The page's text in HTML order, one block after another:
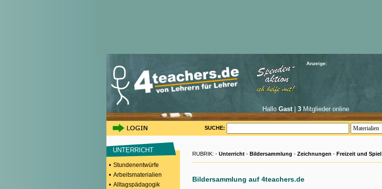
Anzeige:
Hallo Gast| 3Mitglieder online
SUCHE:
UNTERRICHT
• Stundenentwürfe
• Arbeitsmaterialien
• Alltagspädagogik
RUBRIK: - Unterricht - Bildersammlung - Zeichnungen - Freizeit und Spiel
Bildersammlung auf 4teachers.de